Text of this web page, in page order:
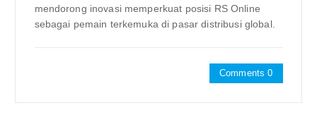
mendorong inovasi memperkuat posisi RS Online
sebagai pemain terkemuka di pasar distribusi global.
Comments 0